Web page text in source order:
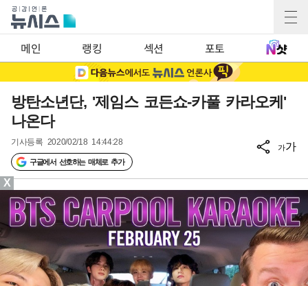
메인 랭킹 섹션 포토
방탄소년단, '제임스 코든쇼-카풀 카라오케'
나온다
기사등록 2020/02/18 14:44:28
구글에서 선호하는 매체로 추가
가가
X